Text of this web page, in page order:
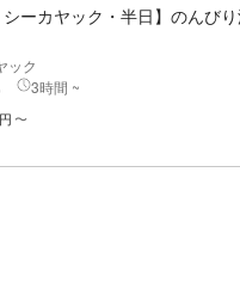
シーカヤック・半日】のんび
ック
3時間 ~
円 〜